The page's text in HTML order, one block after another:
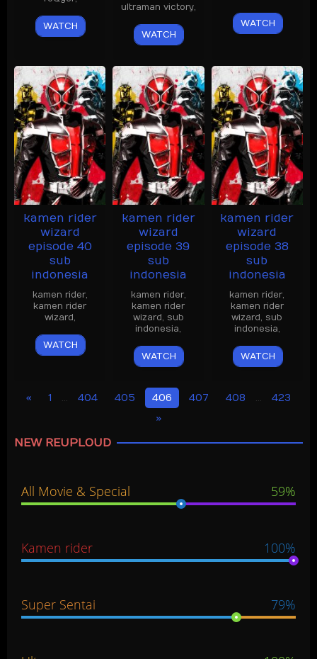
WATCH
ultraman victory,
WATCH
WATCH
kamen rider
wizard
episode 40
sub
indonesia
kamen rider,
kamen rider
wizard ,
WATCH
kamen rider
wizard
episode 39
sub
indonesia
kamen rider,
kamen rider
wizard , sub
indonesia,
WATCH
kamen rider
wizard
episode 38
sub
indonesia
kamen rider,
kamen rider
wizard , sub
indonesia,
WATCH
1 … 404 405 406 407 408 … 423
NEW REUPLOUD
All Movie & Special 59%
Kamen rider 100%
Super Sentai 79%